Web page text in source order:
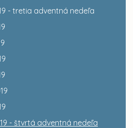
- tretia adventná nedeľa
- štvrtá adventná nedeľa